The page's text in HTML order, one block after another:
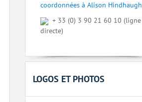
coordonnées à Alison Hindhaugh
+ 33 (0) 3 90 21 60 10 (ligne
directe)
LOGOS ET PHOTOS